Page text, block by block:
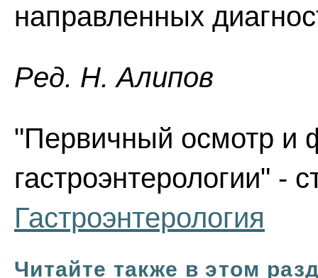
направленных
Ред. Н. Алипов
"Первичный осмотр и
гастроэнтерологии" -
Гастроэнтерология
Читайте также в этом